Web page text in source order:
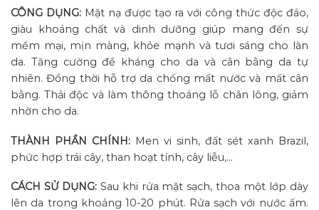
CÔNG DỤNG: Mặt nạ được tạo ra với công thức độc đáo,
giàu khoáng chất và dinh dưỡng giúp mang đến sự
mềm mại, mịn màng, khỏe mạnh và tươi sáng cho làn
da. Tăng cường đề kháng cho da và cân bằng da tự
nhiên. Đồng thời hỗ trợ da chống mất nước và mất cân
bằng. Thải độc và làm thông thoáng lỗ chân lông, giảm
nhờn cho da.
THÀNH PHẦN CHÍNH: Men vi sinh, đất sét xanh Brazil,
phức hợp trái cây, than hoạt tính, cây liễu,…
CÁCH SỬ DỤNG: Sau khi rửa mặt sạch, thoa một lớp dày
lên da trong khoảng 10-20 phút. Rửa sạch với nước ấm.